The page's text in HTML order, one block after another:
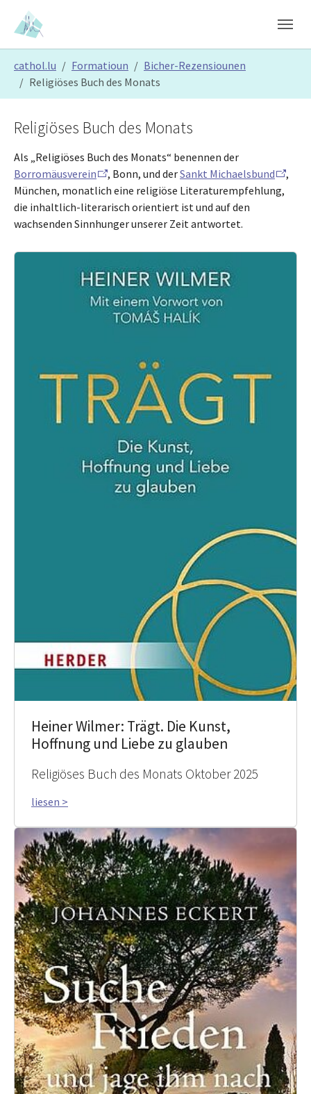
Skip to main content
Skip to page footer
cathol.lu Formatioun
Bicher-Rezensiounen
Religiöses Buch des Monats
Religiöses Buch des Monats
Als „Religiöses Buch des Monats“ benennen der
Borromäusverein
, Bonn, und derSankt Michaelsbund
,
München, monatlich eine religiöse Literaturempfehlung,
die inhaltlich-literarisch orientiert ist und auf den
wachsenden Sinnhunger unserer Zeit antwortet.
Heiner Wilmer: Trägt. Die Kunst,
Hoffnung und Liebe zu glauben
Religiöses Buch des Monats Oktober 2025
liesen >